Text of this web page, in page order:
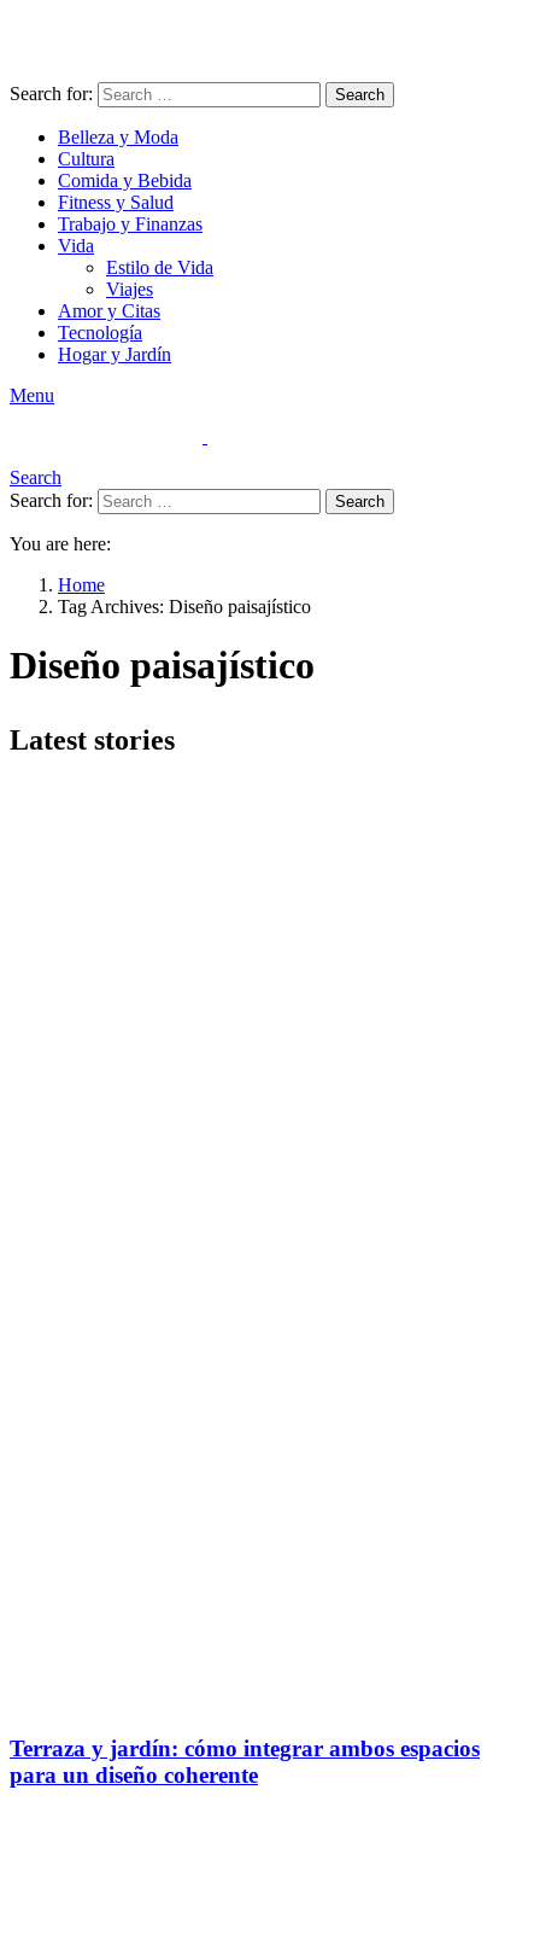
Search for: Search
Belleza y Moda
Cultura
Comida y Bebida
Fitness y Salud
Trabajo y Finanzas
Vida
Estilo de Vida
Viajes
Amor y Citas
Tecnología
Hogar y Jardín
Menu
Search
Search for:
Search
You are here:
Home
Tag Archives: Diseño paisajístico
Diseño paisajístico
Latest stories
Terraza y jardín: cómo integrar ambos espacios
para un diseño coherente